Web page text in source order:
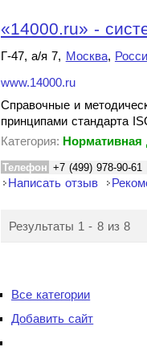
«14000.ru» -
Г-47, а/я 7, Москва,
www.14000.ru
Справочные и
принципами стандарта
Категория: Нормативная
Телефон +7 (499) 978-90-61
Написать отзыв
Результаты 1 - 8 из 8
Все категории
Добавить сайт